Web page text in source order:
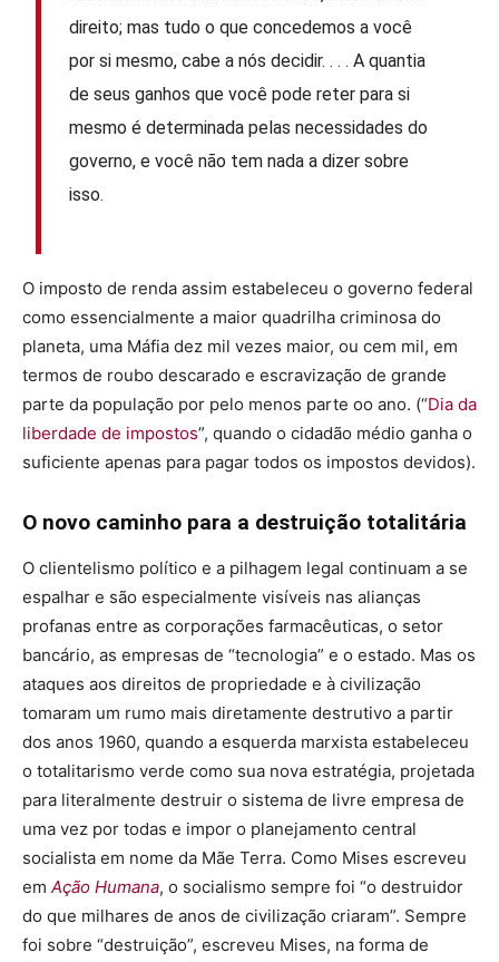
direito; mas tudo o que concedemos a você
por si mesmo, cabe a nós decidir. . . . A quantia
de seus ganhos que você pode reter para si
mesmo é determinada pelas necessidades do
governo, e você não tem nada a dizer sobre
isso.
O imposto de renda assim estabeleceu o governo federal
como essencialmente a maior quadrilha criminosa do
planeta, uma Máfia dez mil vezes maior, ou cem mil, em
termos de roubo descarado e escravização de grande
parte da população por pelo menos parte oo ano. (“Dia da
liberdade de impostos”, quando o cidadão médio ganha o
suficiente apenas para pagar todos os impostos devidos).
O novo caminho para a destruição totalitária
O clientelismo político e a pilhagem legal continuam a se
espalhar e são especialmente visíveis nas alianças
profanas entre as corporações farmacêuticas, o setor
bancário, as empresas de “tecnologia” e o estado. Mas os
ataques aos direitos de propriedade e à civilização
tomaram um rumo mais diretamente destrutivo a partir
dos anos 1960, quando a esquerda marxista estabeleceu
o totalitarismo verde como sua nova estratégia, projetada
para literalmente destruir o sistema de livre empresa de
uma vez por todas e impor o planejamento central
socialista em nome da Mãe Terra. Como Mises escreveu
em Ação Humana, o socialismo sempre foi “o destruidor
do que milhares de anos de civilização criaram”. Sempre
foi sobre “destruição”, escreveu Mises, na forma de